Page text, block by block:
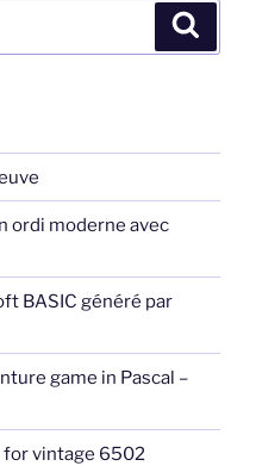
ordi moderne avec
BASIC généré par
game in Pascal –
for vintage 6502